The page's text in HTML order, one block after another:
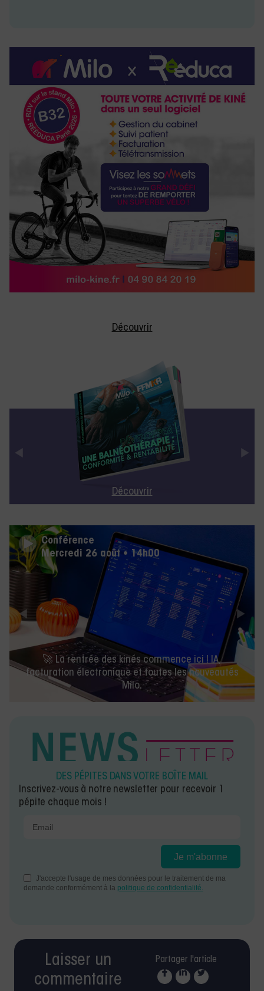
Découvrir
Découvrir
Conférence
Mercredi 26 août • 14h00
🚀 La rentrée des kinés commence ici ! IA,
facturation électronique et toutes les nouveautés
Milo.
DES PÉPITES DANS VOTRE BOÎTE MAIL
Inscrivez-vous à notre newsletter pour recevoir 1
pépite chaque mois !
Laisser un
commentaire
Partager l'article